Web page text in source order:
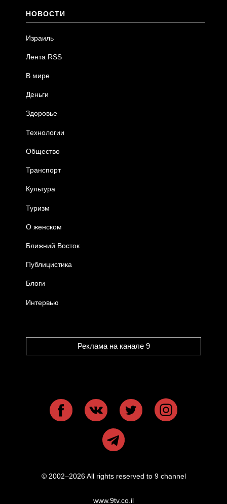
НОВОСТИ
Израиль
Лента RSS
В мире
Деньги
Здоровье
Технологии
Общество
Транспорт
Культура
Туризм
О женском
Ближний Восток
Публицистика
Блоги
Интервью
Реклама на канале 9
© 2002–2026 All rights reserved to 9 channel
www.9tv.co.il